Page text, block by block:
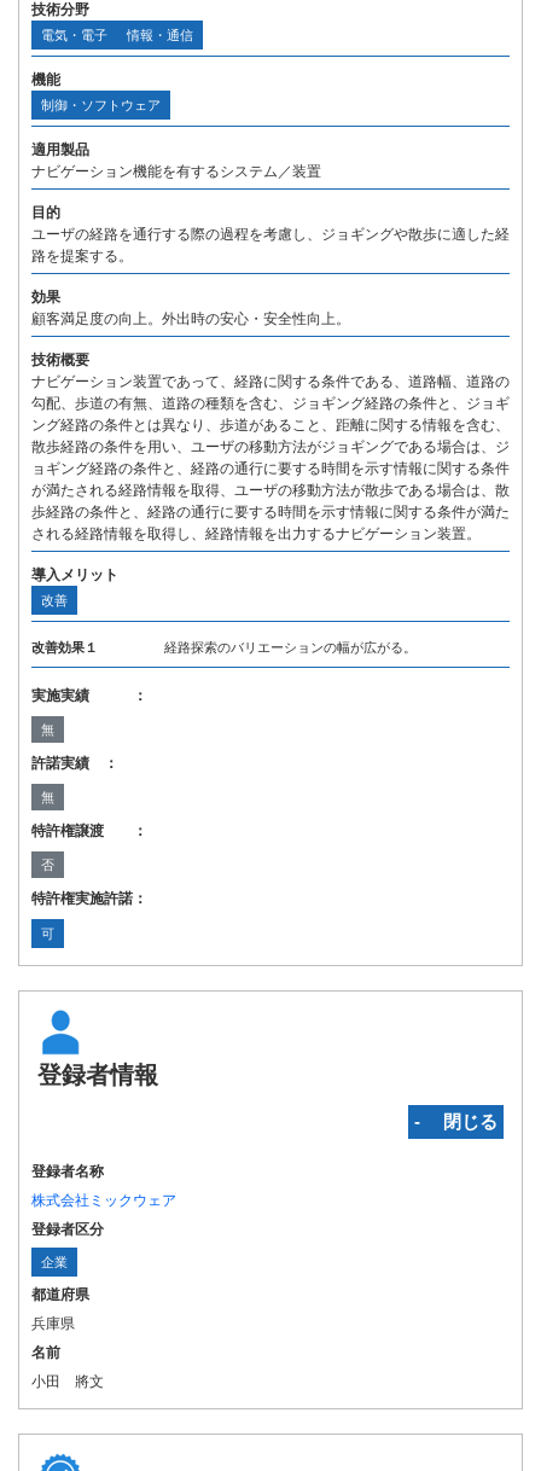
技術分野
電気・電子 情報・通信
機能
制御・ソフトウェア
適用製品
ナビゲーション機能を有するシステム／装置
目的
ユーザの経路を通行する際の過程を考慮し、ジョギングや散歩に適した経
路を提案する。
効果
顧客満足度の向上。外出時の安心・安全性向上。
技術概要
ナビゲーション装置であって、経路に関する条件である、道路幅、道路の
勾配、歩道の有無、道路の種類を含む、ジョギング経路の条件と、ジョギ
ング経路の条件とは異なり、歩道があること、距離に関する情報を含む、
散歩経路の条件を用い、ユーザの移動方法がジョギングである場合は、ジ
ョギング経路の条件と、経路の通行に要する時間を示す情報に関する条件
が満たされる経路情報を取得、ユーザの移動方法が散歩である場合は、散
歩経路の条件と、経路の通行に要する時間を示す情報に関する条件が満た
される経路情報を取得し、経路情報を出力するナビゲーション装置。
導入メリット
改善
改善効果１ 経路探索のバリエーションの幅が広がる。
実施実績 ：
無
許諾実績 ：
無
特許権譲渡 ：
否
特許権実施許諾：
可
登録者情報
‐ 閉じる
登録者名称
株式会社ミックウェア
登録者区分
企業
都道府県
兵庫県
名前
小田 將文